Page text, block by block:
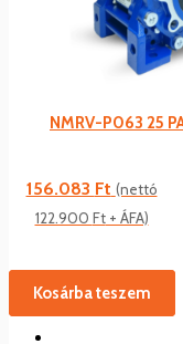
NMRV-P063 25
156.083 Ft (nettó
122.900 Ft+ ÁFA)
Kosárba teszem